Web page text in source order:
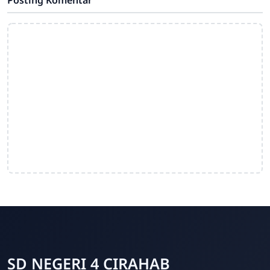
SD NEGERI 4 CIRAHAB